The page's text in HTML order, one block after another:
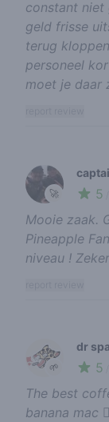
constant niet
geld frisse
terug
personeel
moet je daar
🚀 5
Mooie zaak.
Pineapple
niveau !
🌱
dr
5
The best
banana mac